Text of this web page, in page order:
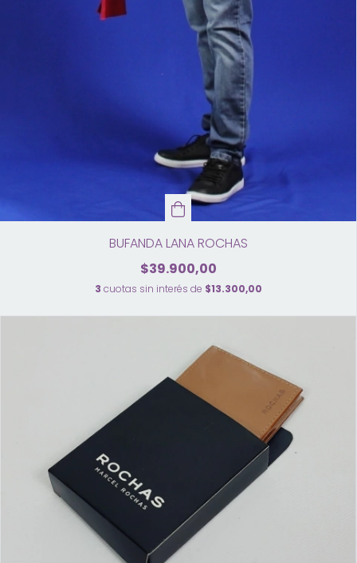
BUFANDA LANA ROCHAS
$39.900,00
3 cuotas sin interés de $13.300,00